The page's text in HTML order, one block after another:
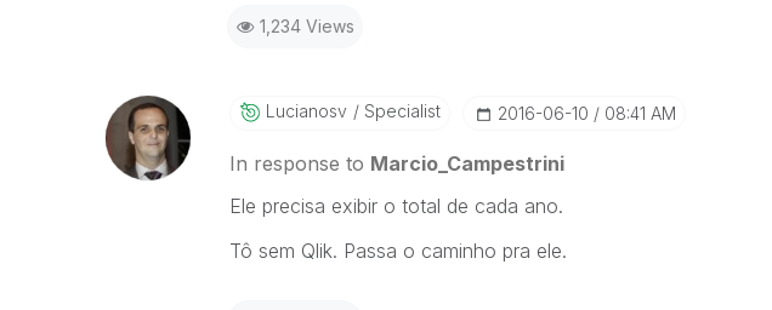
1,234 Views
Lucianosv Specialist ‎2016-06-10 08:41 AM
In response to Marcio_Campestrini
Ele precisa exibir o total de cada ano.
Tô sem Qlik. Passa o caminho pra ele.